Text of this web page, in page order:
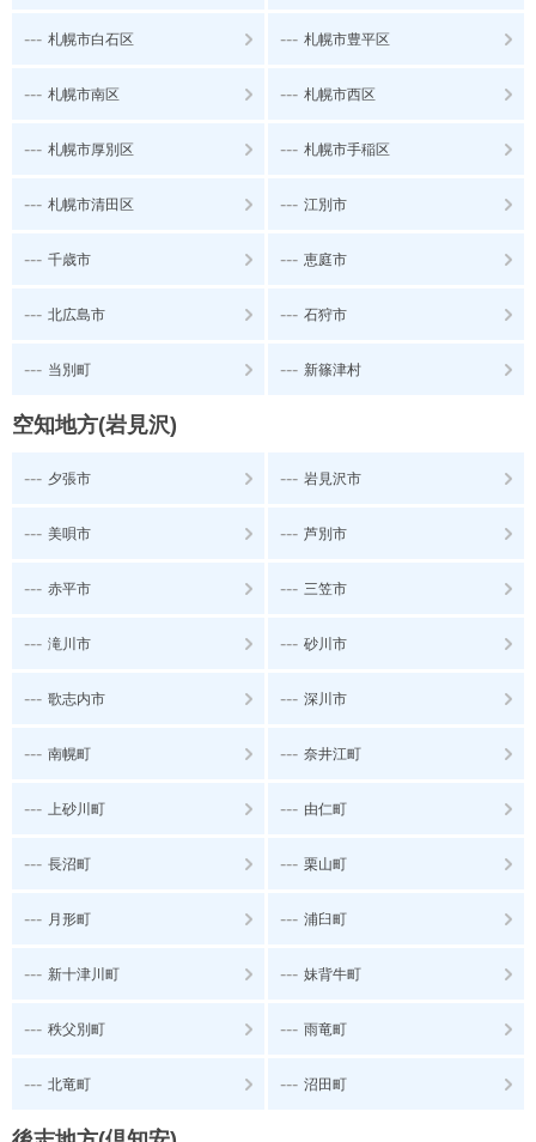
--- 札幌市白石区 --- 札幌市豊平区
--- 札幌市南区 --- 札幌市西区
--- 札幌市厚別区 --- 札幌市手稲区
--- 札幌市清田区 --- 江別市
--- 千歳市 --- 恵庭市
--- 北広島市 --- 石狩市
--- 当別町 --- 新篠津村
空知地方(岩見沢)
--- 夕張市 --- 岩見沢市
--- 美唄市 --- 芦別市
--- 赤平市 --- 三笠市
--- 滝川市 --- 砂川市
--- 歌志内市 --- 深川市
--- 南幌町 --- 奈井江町
--- 上砂川町 --- 由仁町
--- 長沼町 --- 栗山町
--- 月形町 --- 浦臼町
--- 新十津川町 --- 妹背牛町
--- 秩父別町 --- 雨竜町
--- 北竜町 --- 沼田町